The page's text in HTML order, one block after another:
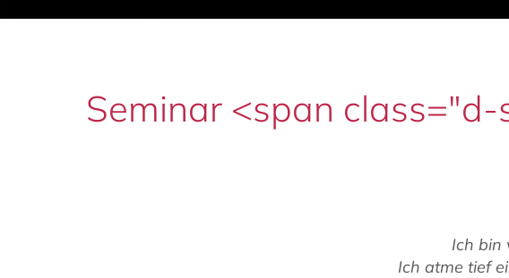
Seminar <span class="d-
Ich bin
Ich atme tief